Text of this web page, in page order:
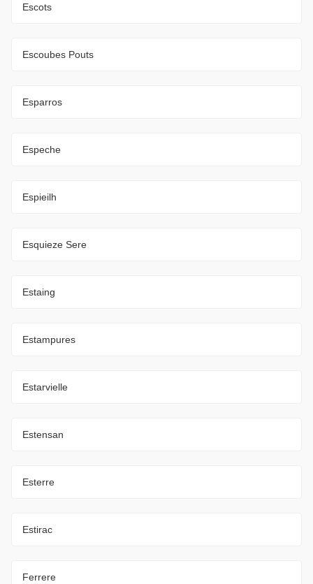
Escots
Escoubes Pouts
Esparros
Espeche
Espieilh
Esquieze Sere
Estaing
Estampures
Estarvielle
Estensan
Esterre
Estirac
Ferrere